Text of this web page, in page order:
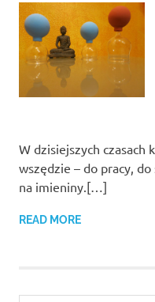
W dzisiejszych czasach
wszędzie – do pracy, do
na imieniny.[…]
READ MORE